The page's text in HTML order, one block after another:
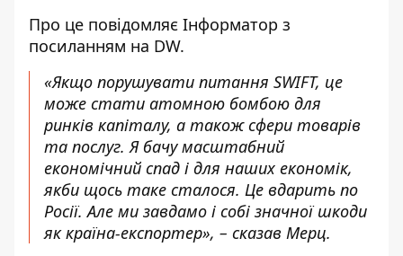
Про це повідомляє Інформатор з
посиланням на DW.
«Якщо порушувати питання SWIFT, це
може стати атомною бомбою для
ринків капіталу, а також сфери товарів
та послуг. Я бачу масштабний
економічний спад і для наших економік,
якби щось таке сталося. Це вдарить по
Росії. Але ми завдамо і собі значної шкоди
як країна-експортер», – сказав Мерц.